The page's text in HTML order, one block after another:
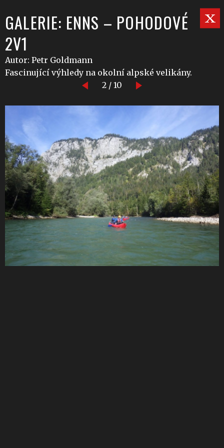
GALERIE: ENNS – POHODOVÉ
2V1
Autor: Petr Goldmann
Fascinující výhledy na okolní alpské velikány.
2 / 10